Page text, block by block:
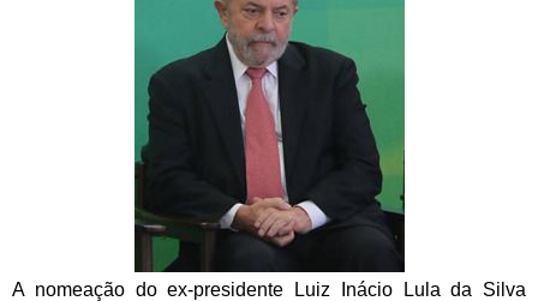
A nomeação do ex-presidente Luiz Inácio Lula da Silva